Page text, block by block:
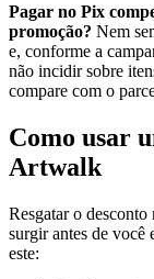
Pagar no Pix
promoção? Nem
e, conforme a
não incidir sobre
compare com o
Como usar
Artwalk
Resgatar o
surgir antes de você
este: